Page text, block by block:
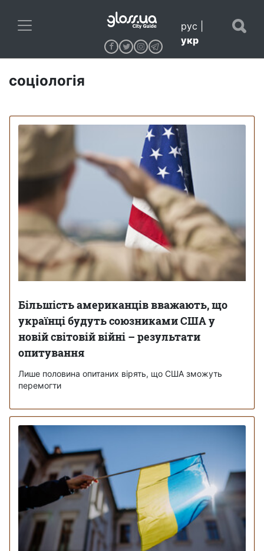
рус
укр
соціологія
Більшість американців вважають, що
українці будуть союзниками США у
новій світовій війні – результати
опитування
Лише половина опитаних вірять, що США зможуть
перемогти